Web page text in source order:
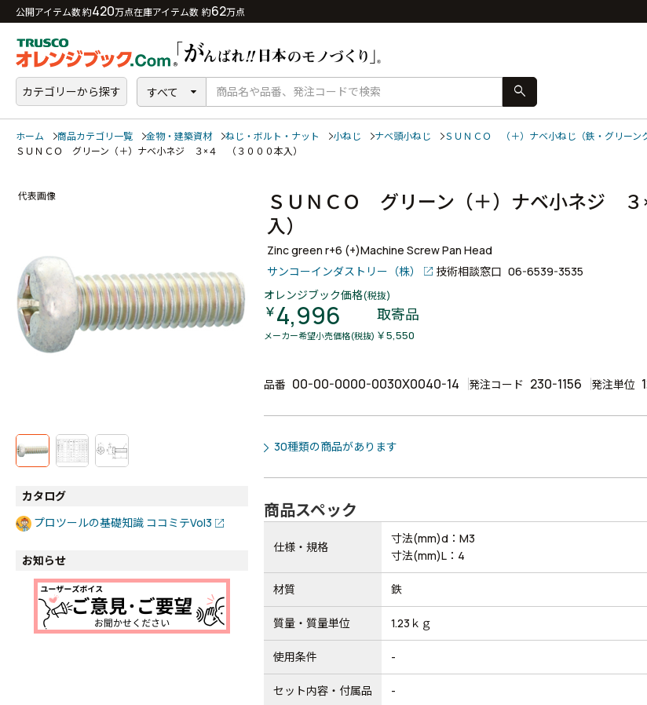
公開アイテム数 約420万点在庫アイテム数 約62万点
カテゴリーから探す すべて search
ホーム 商品カテゴリ一覧 金物・建築資材 ねじ・ボルト・ナット 小ねじ ナベ頭小ねじ
ＳＵＮＣＯ （＋）ナベ小ねじ（鉄・グリーン
ＳＵＮＣＯ グリーン（＋）ナベ小ネジ ３×４ （３０００本入）
代表画像
カタログ
プロツールの基礎知識 ココミテVol3
お知らせ
ＳＵＮＣＯ グリーン（＋）ナベ小ネジ
入）
Zinc green r+6 (+)Machine Screw Pan Head
サンコーインダストリー（株）
技術相談窓口 06-6539-3535
オレンジブック価格(税抜)
￥4,996 取寄品
メーカー希望小売価格(税抜) ￥5,550
品番 00-00-0000-0030X0040-14 発注コード 230-1156 発注単位
30種類の商品があります
商品スペック
仕様・規格
寸法(mm)d：M3
寸法(mm)L：4
材質 鉄
質量・質量単位 1.23ｋｇ
使用条件 -
セット内容・付属品 -